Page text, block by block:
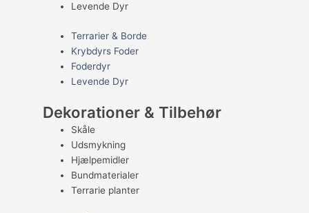
Levende Dyr
Terrarier & Borde
Krybdyrs Foder
Foderdyr
Levende Dyr
Dekorationer & Tilbehør
Skåle
Udsmykning
Hjælpemidler
Bundmaterialer
Terrarie planter